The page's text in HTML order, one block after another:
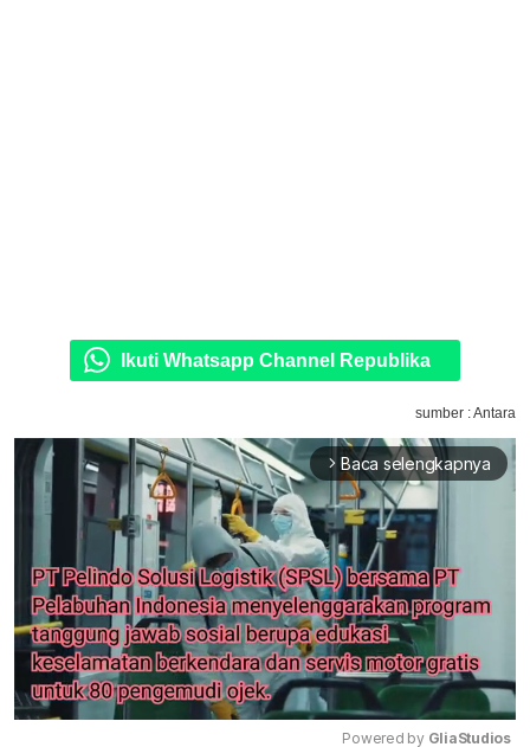
Ikuti Whatsapp Channel Republika
sumber : Antara
arrow_forward_ios Baca selengkapnya
Powered by GliaStudios